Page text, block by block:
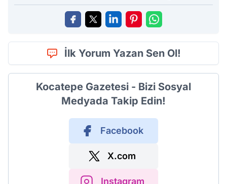
İlk Yorum Yazan Sen Ol!
Kocatepe Gazetesi - Bizi Sosyal
Medyada Takip Edin!
Facebook
X.com
Instagram